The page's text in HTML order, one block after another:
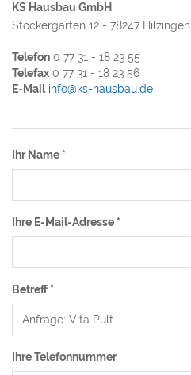
KS Hausbau GmbH
Stockergarten 12 - 78247 Hilzingen
Telefon 0 77 31 - 18 23 55
Telefax 0 77 31 - 18 23 56
E-Mail info@ks-hausbau.de
Ihr Name *
Ihre E-Mail-Adresse *
Betreff*
Ihre Telefonnummer